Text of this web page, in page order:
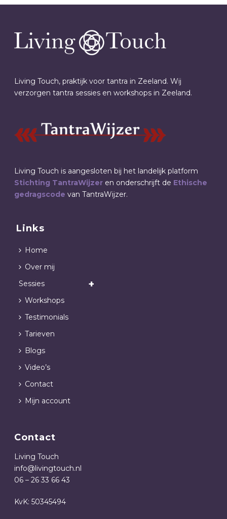
Living Touch, praktijk voor tantra in Zeeland. Wij
verzorgen tantra sessies en workshops in Zeeland.
Living Touch is aangesloten bij het landelijk platform
Stichting TantraWijzer en onderschrijft de Ethische
gedragscode van TantraWijzer.
Links
Home
Over mij
Sessies
Workshops
Testimonials
Tarieven
Blogs
Video’s
Contact
Mijn account
Contact
Living Touch
info@livingtouch.nl
06 – 26 33 66 43
KvK: 50345494